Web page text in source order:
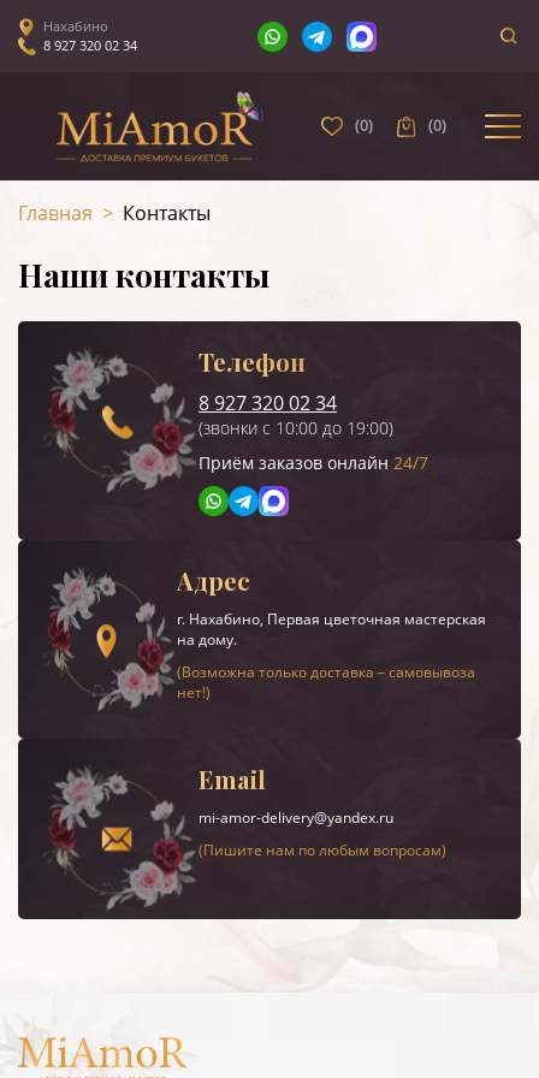
Нахабино
8 927 320 02 34
(0) (0)
Главная > Контакты
Наши контакты
Телефон
8 927 320 02 34
(звонки с 10:00 до 19:00)
Приём заказов онлайн 24/7
Адрес
г. Нахабино, Первая цветочная мастерская
на дому.
(Возможна только доставка – самовывоза
нет!)
Email
mi-amor-delivery@yandex.ru
(Пишите нам по любым вопросам)